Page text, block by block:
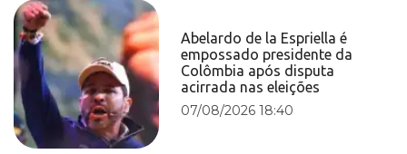
Abelardo de la Espriella é
empossado presidente da
Colômbia após disputa
acirrada nas eleições
07/08/2026 18:40